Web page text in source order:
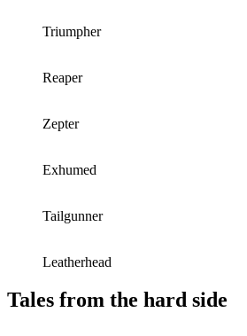
Triumpher
Reaper
Zepter
Exhumed
Tailgunner
Leatherhead
Tales from the hard side